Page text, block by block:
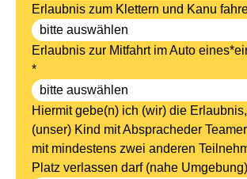
Erlaubnis zum Klettern und Kanu
Erlaubnis zur Mitfahrt im Auto
*
Hiermit gebe(n) ich (wir) die
(unser) Kind mit Abspracheder
mit mindestens zwei anderen
Platz verlassen darf (nahe